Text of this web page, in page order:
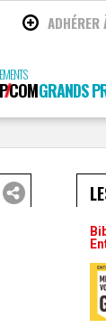
ADHÉRER
COMGRANDS